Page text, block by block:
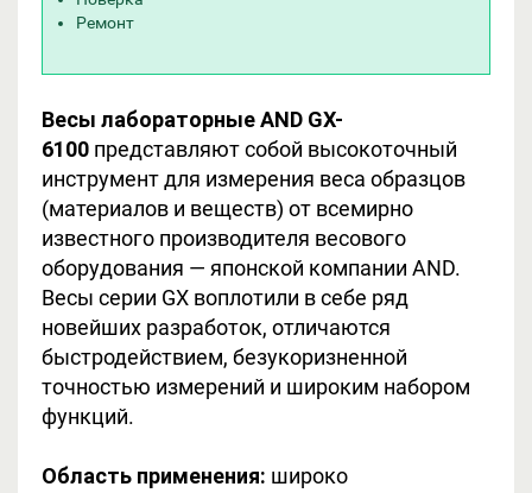
Ремонт
Весы лабораторные AND GX-
6100 представляют собой высокоточный
инструмент для измерения веса образцов
(материалов и веществ) от всемирно
известного производителя весового
оборудования — японской компании AND.
Весы серии GX воплотили в себе ряд
новейших разработок, отличаются
быстродействием, безукоризненной
точностью измерений и широким набором
функций.
Область применения: широко